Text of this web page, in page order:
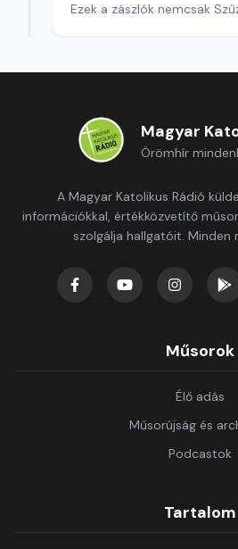
Ezek a zászlók nemcsak
Magyar
Örömhír
A Magyar Katolikus Rádió
információkkal, értékközvetítő
szolgálja hallgatóit. Minden
Műsorok
Élő adás
Műsorújság és
Podcastok
Tartalom